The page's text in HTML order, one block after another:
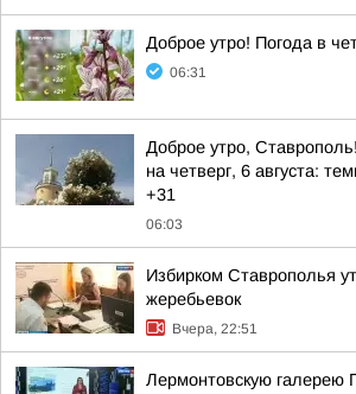
Доброе утро! Погода в
06:31
Доброе утро,
на четверг, 6 августа:
+31
06:03
Избирком Ставрополья
жеребьевок
Вчера, 22:51
Лермонтовскую галерею